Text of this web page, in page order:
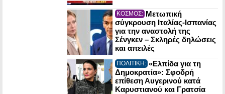
ΚΟΣΜΟΣ: Μετωπική
σύγκρουση Ιταλίας-Ισπανίας
για την αναστολή της
Σένγκεν – Σκληρές δηλώσεις
και απειλές
ΠΟΛΙΤΙΚΗ: «Ελπίδα για τη
Δημοκρατία»: Σφοδρή
επίθεση Αυγερινού κατά
Καρυστιανού και Γρατσία